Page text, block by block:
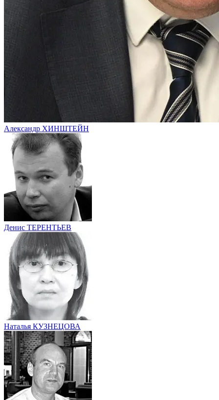
Александр ХИНШТЕЙН
Денис ТЕРЕНТЬЕВ
Наталья КУЗНЕЦОВА